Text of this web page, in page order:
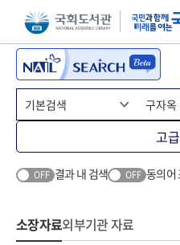
본문 바로가기주메뉴 바로가기
고
OFF 결과 내 검색 OFF 동의어
소장자료외부기관 자료